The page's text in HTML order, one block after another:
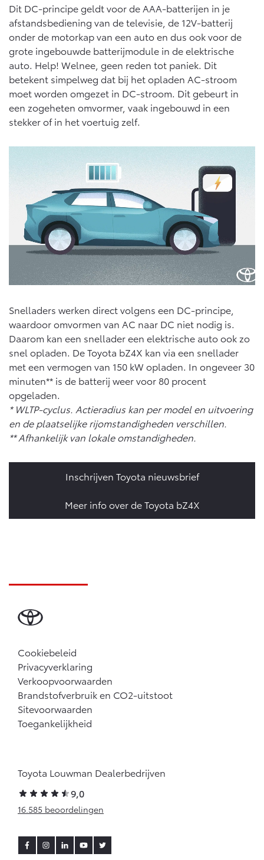
Dit DC-principe geldt voor de AAA-batterijen in je
afstandsbediening van de televisie, de 12V-batterij
onder de motorkap van een auto en dus ook voor de
grote ingebouwde batterijmodule in de elektrische
auto. Help! Welnee, geen reden tot paniek. Dit
betekent simpelweg dat bij het opladen AC-stroom
moet worden omgezet in DC-stroom. Dit gebeurt in
een zogeheten omvormer, vaak ingebouwd in een
stekker of in het voertuig zelf.
Snelladers werken direct volgens een DC-principe,
waardoor omvormen van AC naar DC niet nodig is.
Daarom kan een snellader een elektrische auto ook zo
snel opladen. De Toyota bZ4X kan via een snellader
met een vermogen van 150 kW opladen. In ongeveer 30
minuten** is de batterij weer voor 80 procent
opgeladen.
* WLTP-cyclus. Actieradius kan per model en uitvoering
en de plaatselijke rijomstandigheden verschillen.
** Afhankelijk van lokale omstandigheden.
Inschrijven Toyota nieuwsbrief
Meer info over de Toyota bZ4X
Cookiebeleid
Privacyverklaring
Verkoopvoorwaarden
Brandstofverbruik en CO2-uitstoot
Sitevoorwaarden
Toegankelijkheid
Toyota Louwman Dealerbedrijven
9,0
16.585 beoordelingen